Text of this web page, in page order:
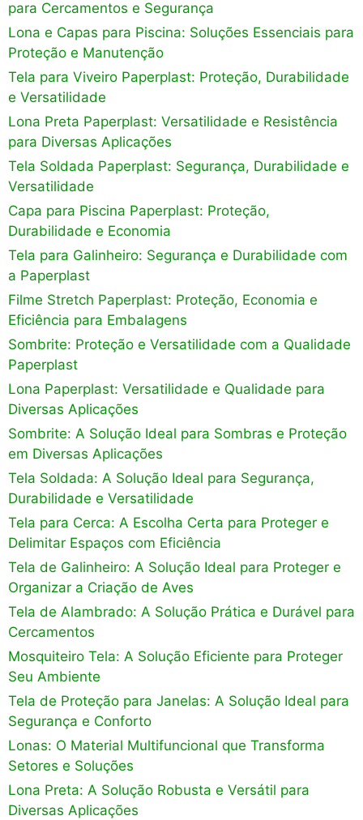
para Cercamentos e Segurança
Lona e Capas para Piscina: Soluções Essenciais para
Proteção e Manutenção
Tela para Viveiro Paperplast: Proteção, Durabilidade
e Versatilidade
Lona Preta Paperplast: Versatilidade e Resistência
para Diversas Aplicações
Tela Soldada Paperplast: Segurança, Durabilidade e
Versatilidade
Capa para Piscina Paperplast: Proteção,
Durabilidade e Economia
Tela para Galinheiro: Segurança e Durabilidade com
a Paperplast
Filme Stretch Paperplast: Proteção, Economia e
Eficiência para Embalagens
Sombrite: Proteção e Versatilidade com a Qualidade
Paperplast
Lona Paperplast: Versatilidade e Qualidade para
Diversas Aplicações
Sombrite: A Solução Ideal para Sombras e Proteção
em Diversas Aplicações
Tela Soldada: A Solução Ideal para Segurança,
Durabilidade e Versatilidade
Tela para Cerca: A Escolha Certa para Proteger e
Delimitar Espaços com Eficiência
Tela de Galinheiro: A Solução Ideal para Proteger e
Organizar a Criação de Aves
Tela de Alambrado: A Solução Prática e Durável para
Cercamentos
Mosquiteiro Tela: A Solução Eficiente para Proteger
Seu Ambiente
Tela de Proteção para Janelas: A Solução Ideal para
Segurança e Conforto
Lonas: O Material Multifuncional que Transforma
Setores e Soluções
Lona Preta: A Solução Robusta e Versátil para
Diversas Aplicações